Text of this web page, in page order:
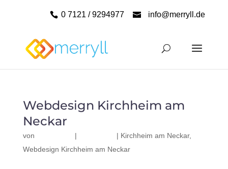
0 7121 / 9294977 info@merryll.de
Webdesign Kirchheim am
Neckar
von | | Kirchheim am Neckar,
Webdesign Kirchheim am Neckar